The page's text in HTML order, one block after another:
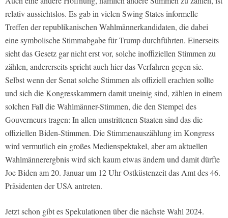
relativ aussichtslos. Es gab in vielen Swing States informelle
Treffen der republikanischen Wahlmännerkandidaten, die dabei
eine symbolische Stimmabgabe für Trump durchführten. Einerseits
sieht das Gesetz gar nicht erst vor, solche inoffiziellen Stimmen zu
zählen, andererseits spricht auch hier das Verfahren gegen sie.
Selbst wenn der Senat solche Stimmen als offiziell erachten sollte
und sich die Kongresskammern damit uneinig sind, zählen in einem
solchen Fall die Wahlmänner-Stimmen, die den Stempel des
Gouverneurs tragen: In allen umstrittenen Staaten sind das die
offiziellen Biden-Stimmen. Die Stimmenauszählung im Kongress
wird vermutlich ein großes Medienspektakel, aber am aktuellen
Wahlmännerergbnis wird sich kaum etwas ändern und damit dürfte
Joe Biden am 20. Januar um 12 Uhr Ostküstenzeit das Amt des 46.
Präsidenten der USA antreten.
Jetzt schon gibt es Spekulationen über die nächste Wahl 2024.